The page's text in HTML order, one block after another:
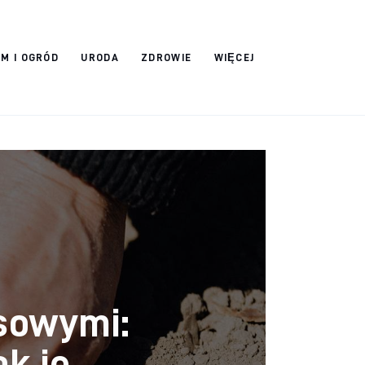
I OGRÓD URODA ZDROWIE WIĘCEJ